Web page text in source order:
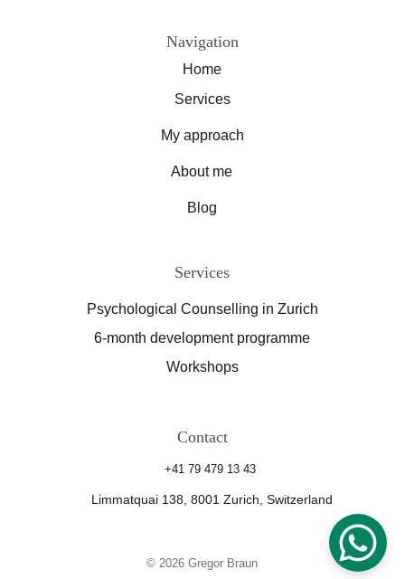
© 2026 Gregor Braun
Navigation
Home
Services
About me
Contact
+41 79 479 13 43
Limmatquai 138, 8001 Zurich, Switzerland
Services
Psychological Counselling in Zurich
6-month development programme
Workshops
Blog
My approach